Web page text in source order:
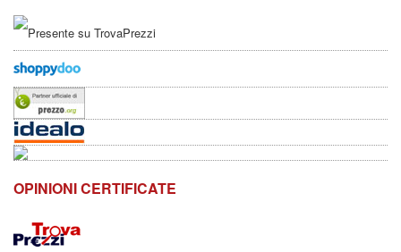
OPINIONI CERTIFICATE